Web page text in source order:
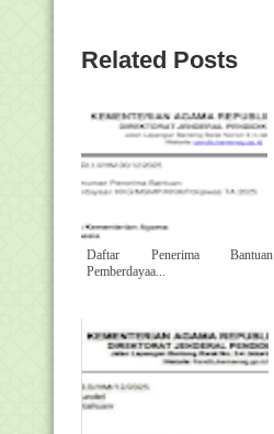
Related Posts
Daftar Penerima Bantuan
Pemberdayaa...